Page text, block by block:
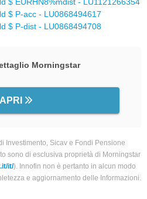
$ P-acc - LU0868494617
$ P-dist - LU0868494708
Morningstar
APRI
Investimento, Sicav e Fondi Pensione
sono di esclusiva proprietà di Morningstar
it/). Innofin non è pertanto in alcun modo
e aggiornamento delle Informazioni.